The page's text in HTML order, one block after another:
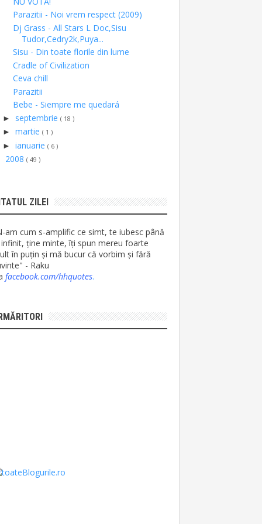
Parazitii - Noi vrem respect (2009)
Dj Grass - All Stars L Doc,Sisu
Tudor,Cedry2k,Puya...
Sisu - Din toate florile din lume
Cradle of Civilization
Ceva chill
Parazitii
Bebe - Siempre me quedará
► septembrie ( 18 )
► martie ( 1 )
► ianuarie ( 6 )
2008 ( 49 )
ZILEI
am cum s-amplific ce simt, te iubesc până
ține minte, îți spun mereu foarte
în puțin și mă bucur că vorbim și fără
- Raku
facebook.com/hhquotes.